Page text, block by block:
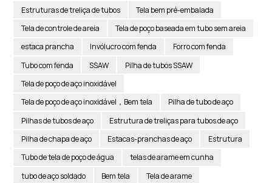
Estruturas de treliça de tubos
Tela bem pré-embalada
Tela de controle de areia
Tela de poço baseada em tubo sem areia
estaca prancha
Invólucro com fenda
Forro com fenda
Tubo com fenda
SSAW
Pilha de tubos SSAW
Tela de poço de aço inoxidável
Tela de poço de aço inoxidável，Bem tela
Pilha de tubo de aço
Pilhas de tubos de aço
Estrutura de treliças para tubos de aço
Pilha de chapa de aço
Estacas-pranchas de aço
Estrutura
Tubo de tela de poço de água
telas de arame em cunha
tubo de aço soldado
Bem tela
Tela de arame